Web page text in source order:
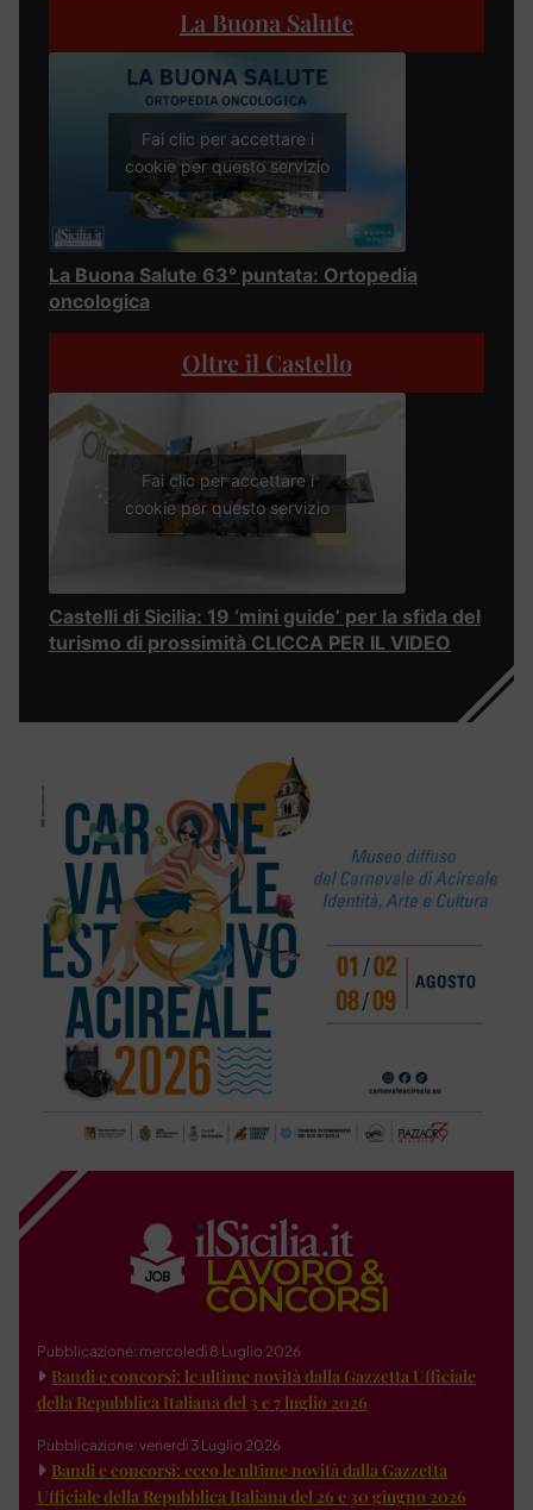
La Buona Salute
Fai clic per accettare i
cookie per questo servizio
La Buona Salute 63° puntata: Ortopedia
oncologica
Oltre il Castello
Fai clic per accettare i
cookie per questo servizio
Castelli di Sicilia: 19 ‘mini guide’ per la sfida del
turismo di prossimità CLICCA PER IL VIDEO
Pubblicazione: mercoledì 8 Luglio 2026
Bandi e concorsi: le ultime novità dalla Gazzetta Ufficiale
della Repubblica Italiana del 3 e 7 luglio 2026
Pubblicazione: venerdì 3 Luglio 2026
Bandi e concorsi: ecco le ultime novità dalla Gazzetta
Ufficiale della Repubblica Italiana del 26 e 30 giugno 2026